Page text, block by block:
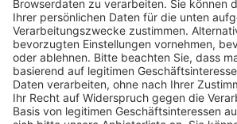
Trainerausbildung
Schulungsangebot Vereinsmitarbeiter
BFV-Geschäftsstellen
Trainerbörse
Login SpielPlus